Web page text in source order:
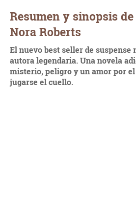
Resumen y sinopsis
Nora Roberts
El nuevo best seller de suspense
autora legendaria. Una novela
misterio, peligro y un amor por
jugarse el cuello.